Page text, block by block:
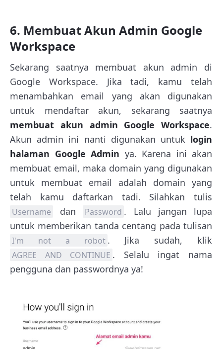
6. Membuat Akun Admin Google
Workspace
Sekarang saatnya membuat akun admin di
Google Workspace. Jika tadi, kamu telah
menambahkan email yang akan digunakan
untuk mendaftar akun, sekarang saatnya
membuat akun admin Google Workspace.
Akun admin ini nanti digunakan untuk login
halaman Google Admin ya. Karena ini akan
membuat email, maka domain yang digunakan
untuk membuat email adalah domain yang
telah kamu daftarkan tadi. Silahkan tulis
Username dan Password . Lalu jangan lupa
untuk memberikan tanda centang pada tulisan
I'm not a robot . Jika sudah, klik
AGREE AND CONTINUE . Selalu ingat nama
pengguna dan passwordnya ya!